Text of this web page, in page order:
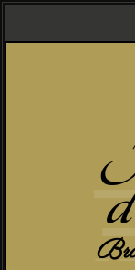
Panneau de gestion